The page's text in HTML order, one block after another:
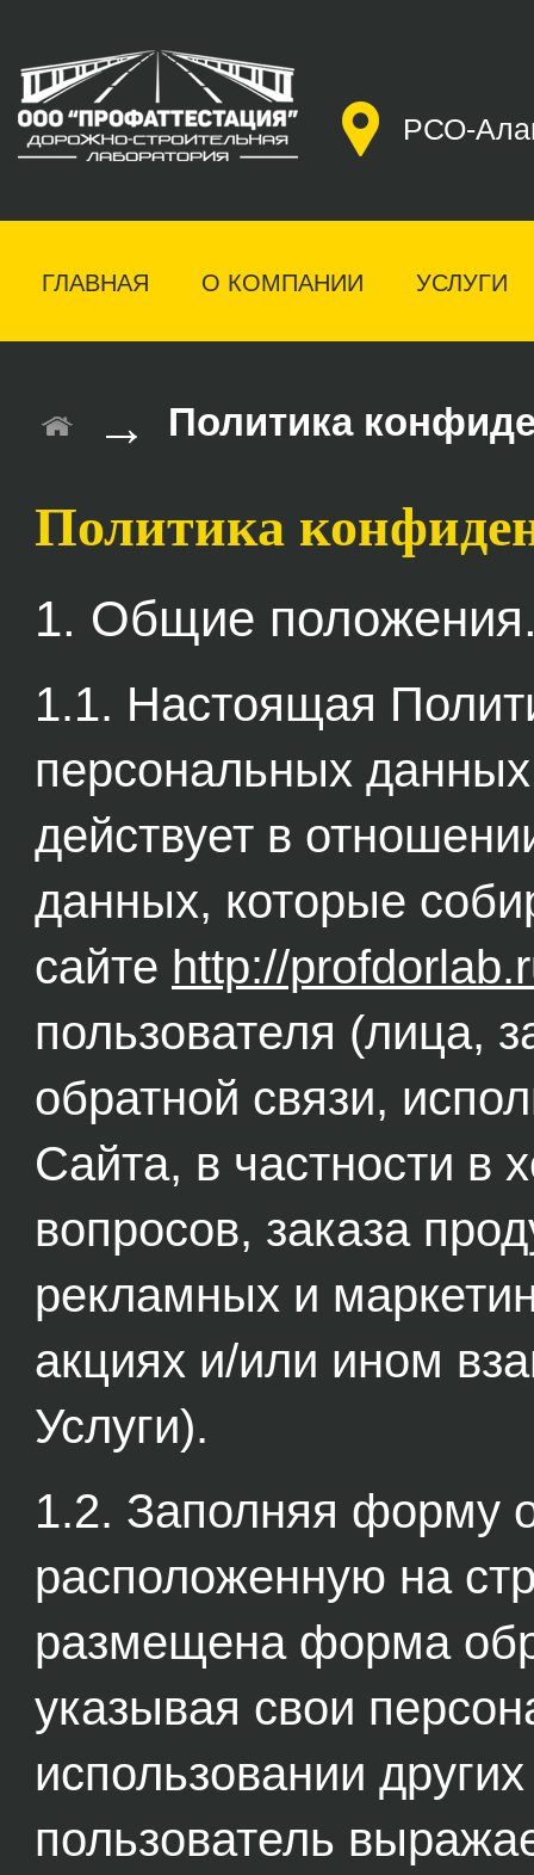
РСО-
ГЛАВНАЯ О КОМПАНИИ УСЛУГИ
→ Политика
Политика
1. Общие
1.1. Настоящая
персональных
действует в
данных, которые
сайте http://
пользователя (лица,
обратной связи,
Сайта, в частности в
вопросов, заказа
рекламных и
акциях и/или ином
Услуги).
1.2. Заполняя форму
расположенную на
размещена форма
указывая свои
использовании
пользователь